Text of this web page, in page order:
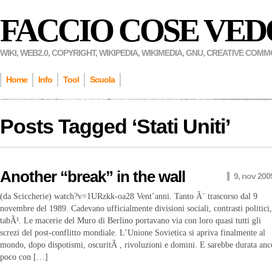
FACCIO COSE
WIKI, WEB2.0, COPYRIGHT, WIKIPEDIA, WIKIMEDIA, GNU, CREATIVE
Home Info Tool Scuola
Posts Tagged ‘Stati Uniti’
Another “break” in the wall 9, nov
(da Sciccherie) watch?v=1URzkk-oa28 Vent’anni. Tanto Ã¨ trascorso dal 9
novembre del 1989. Cadevano ufficialmente divisioni sociali, contrasti politici,
tabÃ¹. Le macerie del Muro di Berlino portavano via con loro quasi tutti gli
screzi del post-conflitto mondiale. L’Unione Sovietica si apriva finalmente al
mondo, dopo dispotismi, oscuritÃ , rivoluzioni e domini. E sarebbe durata
poco con […]